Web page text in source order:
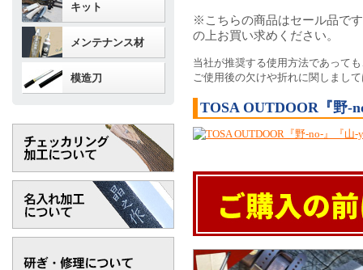
※こちらの商品はセール品で
の上お買い求めください。
当社が推奨する使用方法であって
ご使用後の欠けや折れに関しまし
TOSA OUTDOOR『野-
キット
メンテナンス材
模造刀